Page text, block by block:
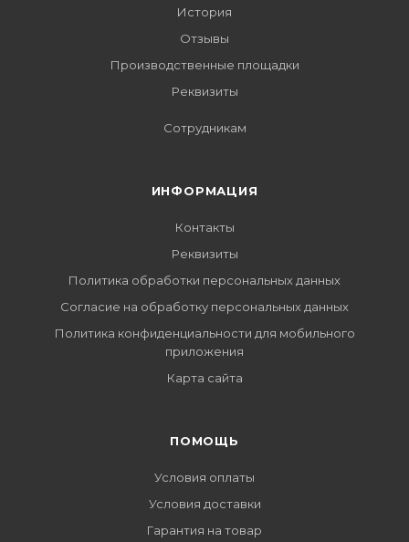
История
Отзывы
Производственные площадки
Реквизиты
Сотрудникам
ИНФОРМАЦИЯ
Контакты
Реквизиты
Политика обработки персональных данных
Согласие на обработку персональных данных
Политика конфиденциальности для мобильного
приложения
Карта сайта
ПОМОЩЬ
Условия оплаты
Условия доставки
Гарантия на товар